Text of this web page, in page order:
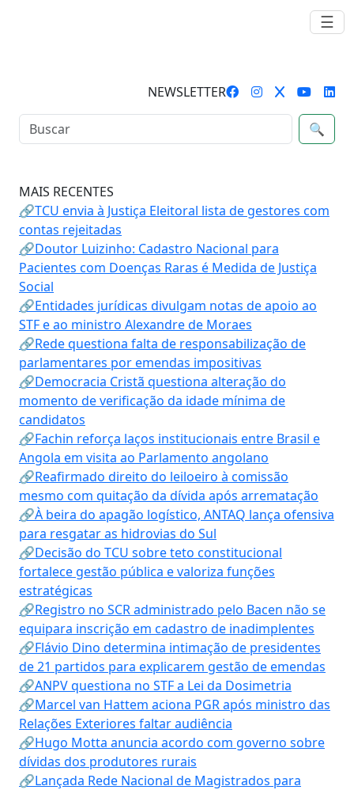
☰
NEWSLETTER
🔍
MAIS RECENTES
🔗TCU envia à Justiça Eleitoral lista de gestores com
contas rejeitadas
🔗Doutor Luizinho: Cadastro Nacional para
Pacientes com Doenças Raras é Medida de Justiça
Social
🔗Entidades jurídicas divulgam notas de apoio ao
STF e ao ministro Alexandre de Moraes
🔗Rede questiona falta de responsabilização de
parlamentares por emendas impositivas
🔗Democracia Cristã questiona alteração do
momento de verificação da idade mínima de
candidatos
🔗Fachin reforça laços institucionais entre Brasil e
Angola em visita ao Parlamento angolano
🔗Reafirmado direito do leiloeiro à comissão
mesmo com quitação da dívida após arrematação
🔗À beira do apagão logístico, ANTAQ lança ofensiva
para resgatar as hidrovias do Sul
🔗Decisão do TCU sobre teto constitucional
fortalece gestão pública e valoriza funções
estratégicas
🔗Registro no SCR administrado pelo Bacen não se
equipara inscrição em cadastro de inadimplentes
🔗Flávio Dino determina intimação de presidentes
de 21 partidos para explicarem gestão de emendas
🔗ANPV questiona no STF a Lei da Dosimetria
🔗Marcel van Hattem aciona PGR após ministro das
Relações Exteriores faltar audiência
🔗Hugo Motta anuncia acordo com governo sobre
dívidas dos produtores rurais
🔗Lançada Rede Nacional de Magistrados para